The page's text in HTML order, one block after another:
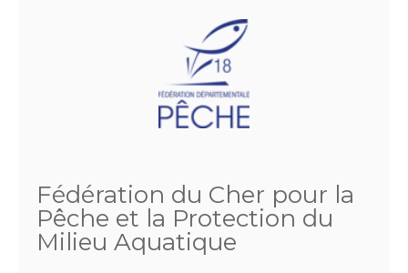
Fédération du Cher pour la
Pêche et la Protection du
Milieu Aquatique